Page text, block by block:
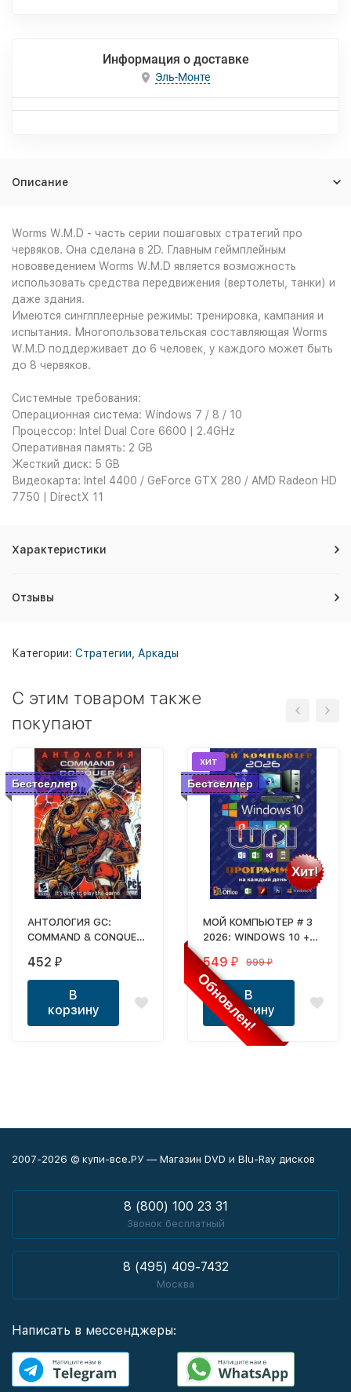
Информация о доставке
Эль-Монте
Описание
Worms W.M.D - часть серии пошаговых стратегий про
червяков. Она сделана в 2D. Главным геймплейным
нововведением Worms W.M.D является возможность
использовать средства передвижения (вертолеты, танки) и
даже здания.
Имеются синглплеерные режимы: тренировка, кампания и
испытания. Многопользовательская составляющая Worms
W.M.D поддерживает до 6 человек, у каждого может быть
до 8 червяков.
Системные требования:
Операционная система: Windows 7 / 8 / 10
Процессор: Intel Dual Core 6600 | 2.4GHz
Оперативная память: 2 GB
Жесткий диск: 5 GB
Видеокарта: Intel 4400 / GeForce GTX 280 / AMD Radeon HD
7750 | DirectX 11
Характеристики
Отзывы
Категории: Стратегии Аркады
C этим товаром также
покупают
Бестселлер
АНТОЛОГИЯ GC:
COMMAND & CONQUER
452 ₽
В
корзину
Обновлен!
Бестселлер
Хит!
хит
-45%
МОЙ КОМПЬЮТЕР # 3
2026: WINDOWS 10 +
WINDOWS 10, X86/X64,
6 РЕДАКЦИЙ,
ПРОГРАММЫ НА
КАЖДЫЙ ДЕНЬ
549 ₽ 999₽
В
корзину
2007-2026 © купи-все.РУ — Магазин DVD и Blu-Ray дисков
8 (800) 100 23 31
Звонок бесплатный
8 (495) 409-7432
Москва
Написать в мессенджеры: